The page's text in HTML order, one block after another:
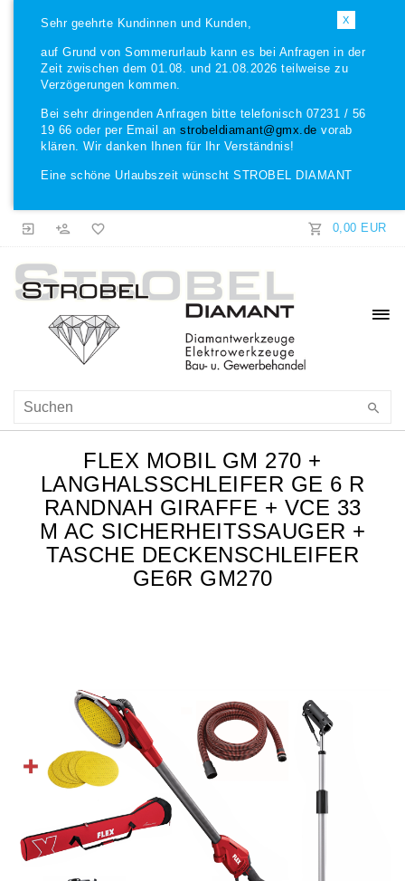
X
Sehr geehrte Kundinnen und Kunden,
auf Grund von Sommerurlaub kann es bei Anfragen in der
Zeit zwischen dem 01.08. und 21.08.2026 teilweise zu
Verzögerungen kommen.
Bei sehr dringenden Anfragen bitte telefonisch 07231 / 56
19 66 oder per Email an strobeldiamant@gmx.de vorab
klären. Wir danken Ihnen für Ihr Verständnis!
Eine schöne Urlaubszeit wünscht STROBEL DIAMANT
0,00 EUR
FLEX MOBIL GM 270 +
LANGHALSSCHLEIFER GE 6 R
RANDNAH GIRAFFE + VCE 33
M AC SICHERHEITSSAUGER +
TASCHE DECKENSCHLEIFER
GE6R GM270